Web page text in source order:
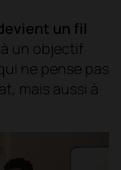
un fil
un objectif
ne pense pas
mais aussi à